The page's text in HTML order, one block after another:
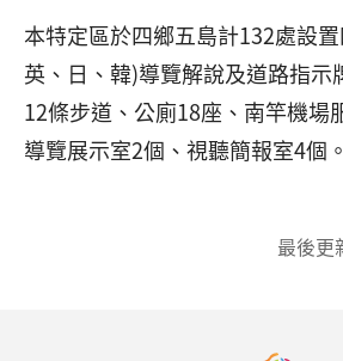
本特定區於四鄉五島計132處設
英、日、韓)導覽解說及道路指示
12條步道、公廁18座、南竿機場
導覽展示室2個、視聽簡報室4個。
最後更